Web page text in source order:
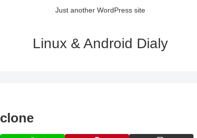
Just another WordPress site
Linux & Android Dialy